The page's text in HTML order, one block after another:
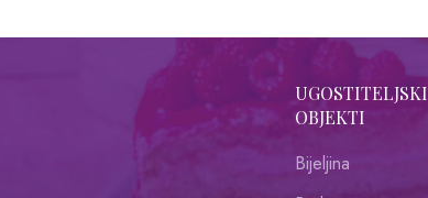
UGOSTITELJSKI
OBJEKTI
Bijeljina